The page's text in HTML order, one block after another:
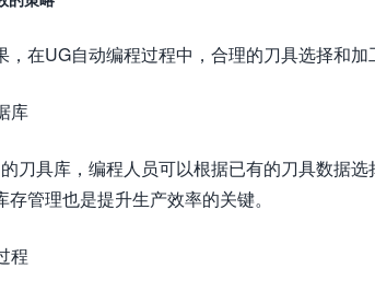
，在UG自动编程过程中，合理的刀具选择和
库
刀具库，编程人员可以根据已有的刀具数据
管理也是提升生产效率的关键。
程